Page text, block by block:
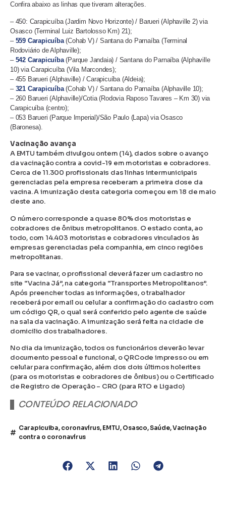
Confira abaixo as linhas que tiveram alterações.
– 450: Carapicuíba (Jardim Novo Horizonte) / Barueri (Alphaville 2) via
Osasco (Terminal Luiz Bartolosso Km) 21);
– 559 Carapicuíba(Cohab V) / Santana do Parnaíba (Terminal
Rodoviário de Alphaville);
– 542 Carapicuíba(Parque Jandaia) / Santana do Parnaíba (Alphaville
10) via Carapicuíba (Vila Marcondes);
– 455 Barueri (Alphaville) / Carapicuíba (Aldeia);
– 321 Carapicuíba(Cohab V) / Santana do Parnaíba (Alphaville 10);
– 260 Barueri (Alphaville)/Cotia (Rodovia Raposo Tavares – Km 30) via
Carapicuíba (centro);
– 053 Barueri (Parque Imperial)/São Paulo (Lapa) via Osasco
(Baronesa).
Vacinação avança
A EMTU também divulgou ontem (14), dados sobre o avanço
da vacinação contra a covid-19 em motoristas e cobradores.
Cerca de 11.300 profissionais das linhas intermunicipais
gerenciadas pela empresa receberam a primeira dose da
vacina. A imunização desta categoria começou em 18 de maio
deste ano.
O número corresponde a quase 80% dos motoristas e
cobradores de ônibus metropolitanos. O estado conta, ao
todo, com 14.403 motoristas e cobradores vinculados às
empresas gerenciadas pela companhia, em cinco regiões
metropolitanas.
Para se vacinar, o profissional deverá fazer um cadastro no
site “Vacina Já”, na categoria “Transportes Metropolitanos”.
Após preencher todas as informações, o trabalhador
receberá por email ou celular a confirmação do cadastro com
um código QR, o qual será conferido pelo agente de saúde
na sala da vacinação. A imunização será feita na cidade de
domicilio dos trabalhadores.
No dia da imunização, todos os funcionários deverão levar
documento pessoal e funcional, o QRCode impresso ou em
celular para confirmação, além dos dois últimos holerites
(para os motoristas e cobradores de ônibus) ou o Certificado
de Registro de Operação – CRO (para RTO e Ligado)
CONTEÚDO RELACIONADO
Carapicuiba, coronavírus, EMTU, Osasco,Saúde,Vacinação
contra o coronavírus